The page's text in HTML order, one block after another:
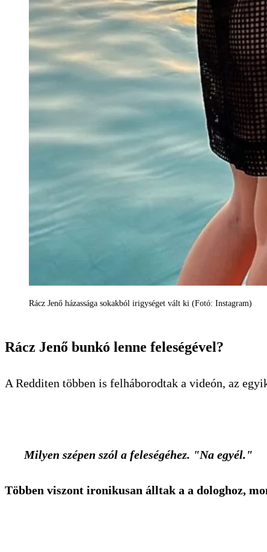
Rácz Jenő házassága sokakból irigységet vált ki (Fotó: Instagram)
Rácz Jenő bunkó lenne feleségével?
A Redditen többen is felháborodtak a videón, az
Milyen szépen szól a feleségéhez. "Na egyél."
Többen viszont ironikusan álltak a a dologhoz,